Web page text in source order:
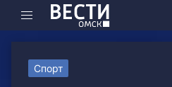
Спорт